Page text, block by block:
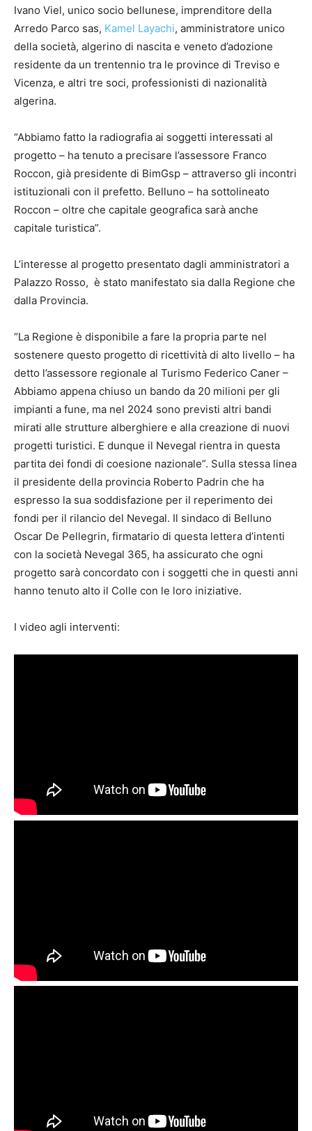
Ivano Viel, unico socio bellunese, imprenditore della
Arredo Parco sas, Kamel Layachi, amministratore unico
della società, algerino di nascita e veneto d’adozione
residente da un trentennio tra le province di Treviso e
Vicenza, e altri tre soci, professionisti di nazionalità
algerina.
“Abbiamo fatto la radiografia ai soggetti interessati al
progetto – ha tenuto a precisare l’assessore Franco
Roccon, già presidente di BimGsp – attraverso gli incontri
istituzionali con il prefetto. Belluno – ha sottolineato
Roccon – oltre che capitale geografica sarà anche
capitale turistica”.
L’interesse al progetto presentato dagli amministratori a
Palazzo Rosso, è stato manifestato sia dalla Regione che
dalla Provincia.
“La Regione è disponibile a fare la propria parte nel
sostenere questo progetto di ricettività di alto livello – ha
detto l’assessore regionale al Turismo Federico Caner –
Abbiamo appena chiuso un bando da 20 milioni per gli
impianti a fune, ma nel 2024 sono previsti altri bandi
mirati alle strutture alberghiere e alla creazione di nuovi
progetti turistici. E dunque il Nevegal rientra in questa
partita dei fondi di coesione nazionale”. Sulla stessa linea
il presidente della provincia Roberto Padrin che ha
espresso la sua soddisfazione per il reperimento dei
fondi per il rilancio del Nevegal. Il sindaco di Belluno
Oscar De Pellegrin, firmatario di questa lettera d’intenti
con la società Nevegal 365, ha assicurato che ogni
progetto sarà concordato con i soggetti che in questi anni
hanno tenuto alto il Colle con le loro iniziative.
I video agli interventi: